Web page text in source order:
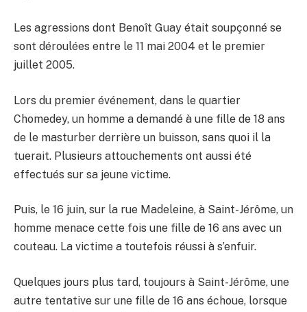
Les agressions dont Benoît Guay était soupçonné se
sont déroulées entre le 11 mai 2004 et le premier
juillet 2005.
Lors du premier événement, dans le quartier
Chomedey, un homme a demandé à une fille de 18 ans
de le masturber derrière un buisson, sans quoi il la
tuerait. Plusieurs attouchements ont aussi été
effectués sur sa jeune victime.
Puis, le 16 juin, sur la rue Madeleine, à Saint-Jérôme, un
homme menace cette fois une fille de 16 ans avec un
couteau. La victime a toutefois réussi à s’enfuir.
Quelques jours plus tard, toujours à Saint-Jérôme, une
autre tentative sur une fille de 16 ans échoue, lorsque